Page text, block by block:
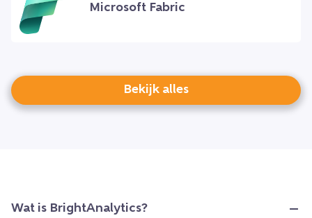
Microsoft Fabric
Bekijk alles
Wat is BrightAnalytics?